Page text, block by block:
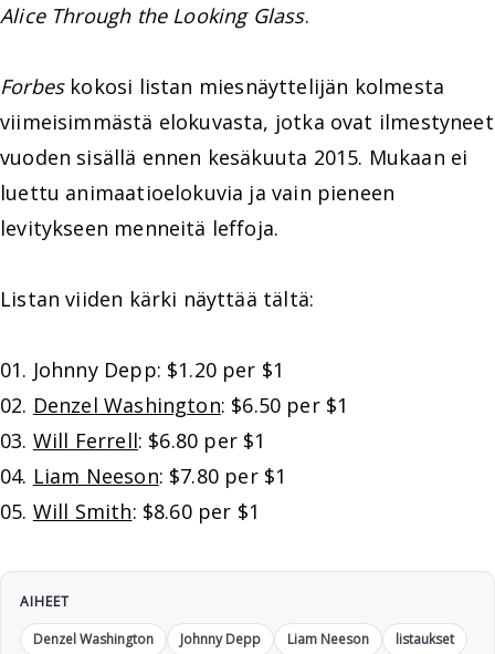
Alice Through the Looking Glass.
Forbeskokosi listan miesnäyttelijän kolmesta
viimeisimmästä elokuvasta, jotka ovat ilmestyneet
vuoden sisällä ennen kesäkuuta 2015. Mukaan ei
luettu animaatioelokuvia ja vain pieneen
levitykseen menneitä leffoja.
Listan viiden kärki näyttää tältä:
01. Johnny Depp: $1.20 per $1
02. Denzel Washington: $6.50 per $1
03. Will Ferrell: $6.80 per $1
04. Liam Neeson: $7.80 per $1
05. Will Smith: $8.60 per $1
AIHEET
Denzel Washington
Johnny Depp Liam Neeson
listaukset